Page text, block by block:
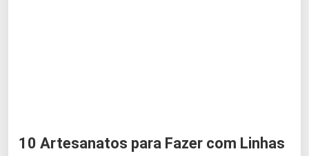
10 Artesanatos para Fazer com Linhas